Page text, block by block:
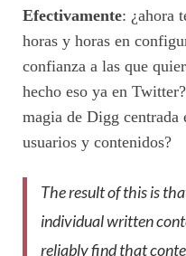
Efectivamente: ¿ahora
horas y horas en
confianza a las que
hecho eso ya en
magia de Digg centrada
usuarios y contenidos?
The result of this is
individual written
reliably find that